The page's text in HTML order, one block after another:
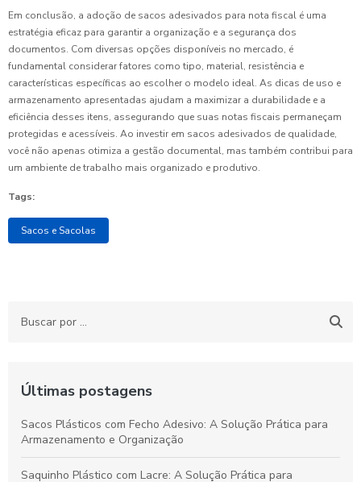
Em conclusão, a adoção de sacos adesivados para nota fiscal é uma
estratégia eficaz para garantir a organização e a segurança dos
documentos. Com diversas opções disponíveis no mercado, é
fundamental considerar fatores como tipo, material, resistência e
características específicas ao escolher o modelo ideal. As dicas de uso e
armazenamento apresentadas ajudam a maximizar a durabilidade e a
eficiência desses itens, assegurando que suas notas fiscais permaneçam
protegidas e acessíveis. Ao investir em sacos adesivados de qualidade,
você não apenas otimiza a gestão documental, mas também contribui para
um ambiente de trabalho mais organizado e produtivo.
Tags:
Sacos e Sacolas
Últimas postagens
Sacos Plásticos com Fecho Adesivo: A Solução Prática para
Armazenamento e Organização
Saquinho Plástico com Lacre: A Solução Prática para